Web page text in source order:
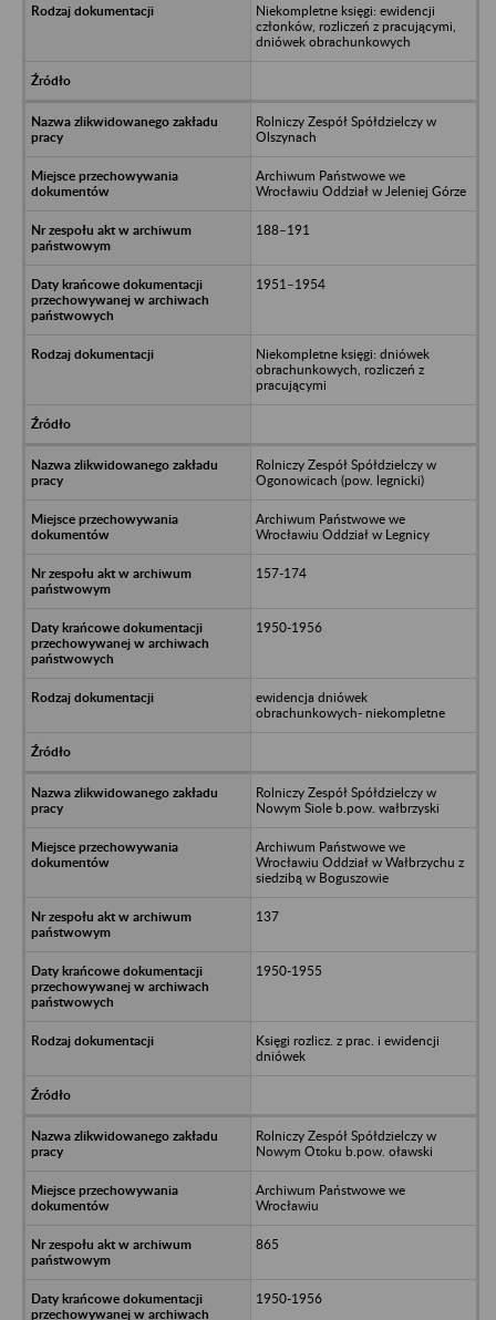
Niekompletne księgi: ewidencji
członków, rozliczeń z pracującymi,
dniówek obrachunkowych
Rolniczy Zespół Spółdzielczy w
Olszynach
Archiwum Państwowe we
Wrocławiu Oddział w Jeleniej Górze
188–191
1951–1954
Niekompletne księgi: dniówek
obrachunkowych, rozliczeń z
pracującymi
Rolniczy Zespół Spółdzielczy w
Ogonowicach (pow. legnicki)
Archiwum Państwowe we
Wrocławiu Oddział w Legnicy
157-174
1950-1956
ewidencja dniówek
obrachunkowych- niekompletne
Rolniczy Zespół Spółdzielczy w
Nowym Siole b.pow. wałbrzyski
Archiwum Państwowe we
Wrocławiu Oddział w Wałbrzychu z
siedzibą w Boguszowie
137
1950-1955
Księgi rozlicz. z prac. i ewidencji
dniówek
Rolniczy Zespół Spółdzielczy w
Nowym Otoku b.pow. oławski
Archiwum Państwowe we
Wrocławiu
865
1950-1956